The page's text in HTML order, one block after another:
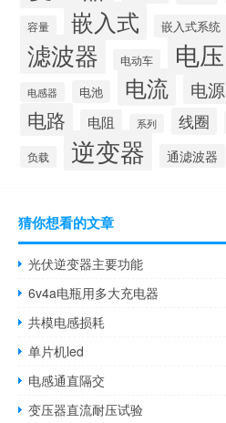
容量 嵌入式 嵌入式系统
滤波器 电动车 电压
电感器 电池 电流 电源
电路 电阻 系列 线圈
负载 逆变器 通滤波器
猜你想看的文章
光伏逆变器主要功能
6v4a电瓶用多大充电器
共模电感损耗
单片机led
电感通直隔交
变压器直流耐压试验